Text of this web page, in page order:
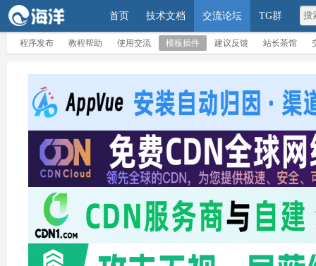
首页 技术文档 交流论坛 TG群
程序发布 教程帮助 使用交流 模板插件 建议反馈 站长茶馆